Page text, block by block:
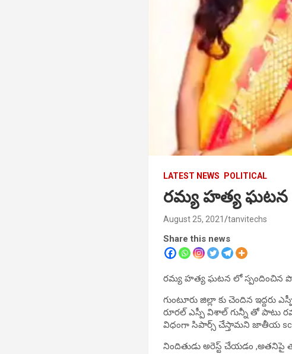
LATEST NEWS POLITICAL
రమ్య హత్య ఘటన
August 25, 2021 tanvitechs
Share this news
రమ్య హత్య ఘటన లో స్పందించిన
గుంటూరు జిల్లా కు చెందిన ఇద్దరు
రూరల్ ఎస్పీ విశాల్ గున్నీ తో పాటు
విధంగా సిపార్స్ చేస్తామని జాతీయ sc
నిందితుడు అరెస్ట్ చేయడం ,అతనిపై